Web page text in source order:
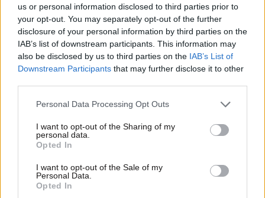
us or personal information disclosed to third parties prior to
your opt-out. You may separately opt-out of the further
disclosure of your personal information by third parties on the
IAB’s list of downstream participants. This information may
also be disclosed by us to third parties on the IAB’s List of
Downstream Participants that may further disclose it to other
Please note that this website/app uses one or more Google
not limited to your visit or usage behaviour. You may click to
grant or deny consent to Google and its third-party tags to
use your data for below specified purposes in below Google
consent section.
Personal Data Processing Opt Outs
I want to opt-out of the Sharing of my
personal data.
Opted In
I want to opt-out of the Sale of my
Personal Data.
Opted In